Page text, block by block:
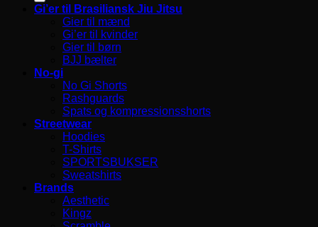
Gi’er til Brasiliansk Jiu Jitsu
Gier til mænd
Gi’er til kvinder
Gier til børn
BJJ bælter
No-gi
No Gi Shorts
Rashguards
Spats og kompressionsshorts
Streetwear
Hoodies
T-Shirts
SPORTSBUKSER
Sweatshirts
Brands
Aesthetic
Kingz